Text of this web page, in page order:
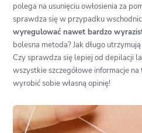
polega na usunięciu owłosienia za
sprawdza się w przypadku
wyregulować nawet bardzo
bolesna metoda? Jak długo
Czy sprawdza się lepiej od depilacji
wszystkie szczegółowe informacje
wyrobić sobie własną opinię!